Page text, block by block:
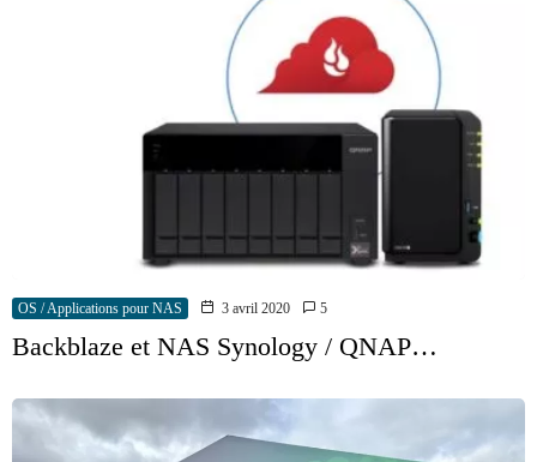
OS / Applications pour NAS 3 avril 2020 5
Backblaze et NAS Synology / QNAP…